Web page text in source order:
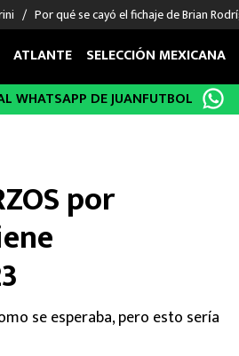
Por qué se cayó el fichaje de Brian
FIGURAS
Sergio Ramos
Giorgos Giakoumakis
André Jardine
ATLANTE SELECCIÓN MEXICANA
WHATSAPP DE JUANFUTBOL
por
se esperaba, pero esto sería